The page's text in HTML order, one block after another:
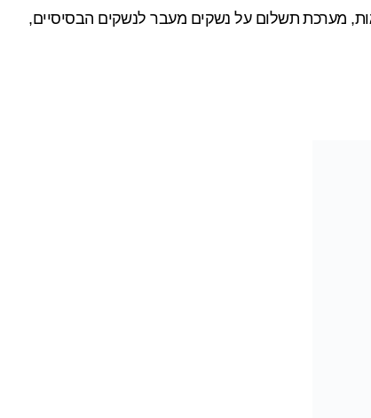
מערכת תשלום על נשקים מעבר לנשקים הבסיסיים,